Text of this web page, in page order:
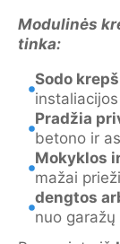
Modulinės
tinka:
Sodo
instaliacijos
Pradžia
betono ir
Mokyklos
mažai
dengtos
nuo